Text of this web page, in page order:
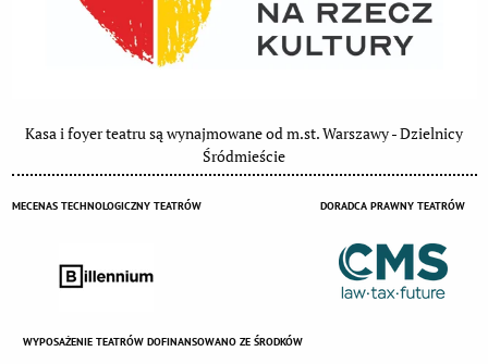
Kasa i foyer teatru są wynajmowane od m.st. Warszawy - Dzielnicy
Śródmieście
MECENAS TECHNOLOGICZNY TEATRÓW DORADCA PRAWNY TEATRÓW
WYPOSAŻENIE TEATRÓW DOFINANSOWANO ZE ŚRODKÓW